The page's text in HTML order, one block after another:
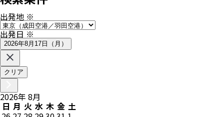
出発地 ※
出発日※
2026年8月17日（月）
クリア
2026年 8月
日 月 火 水 木 金 土